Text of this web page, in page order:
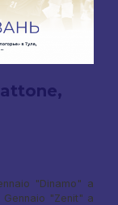
"Dinamo" a
"Zenit" a